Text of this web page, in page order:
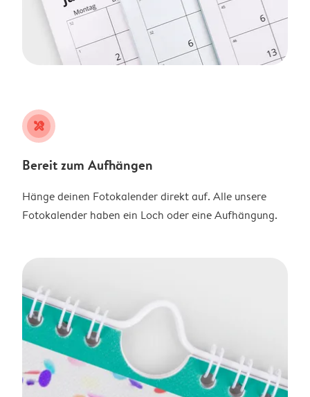
tools
Bereit zum Aufhängen
Hänge deinen Fotokalender direkt auf. Alle unsere
Fotokalender haben ein Loch oder eine Aufhängung.